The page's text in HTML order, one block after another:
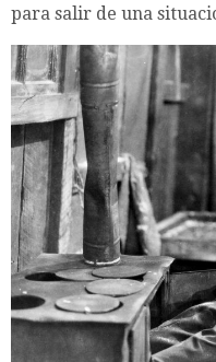
para salir de una